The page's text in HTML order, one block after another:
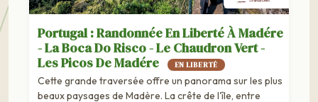
Portugal : Randonnée En Liberté À Madére
- La Boca Do Risco - Le Chaudron Vert -
Les Picos De Madére
EN LIBERTÉ
Cette grande traversée offre un panorama sur les plus
beaux paysages de Madère. La crête de l'île, entre